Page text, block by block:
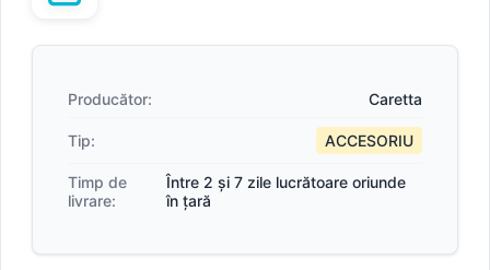
Producător: Caretta
Tip: ACCESORIU
Timp de
livrare:
Între 2 și 7 zile lucrătoare oriunde
în țară